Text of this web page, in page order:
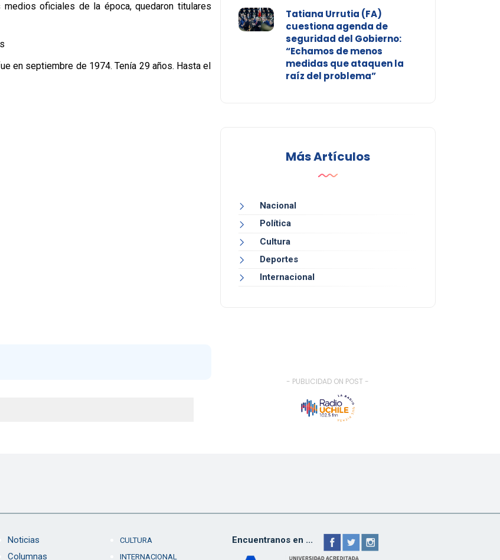
oficiales de la época, quedaron titulares
en septiembre de 1974. Tenía 29 años. Hasta el
Tatiana Urrutia (FA)
cuestiona agenda de
seguridad del Gobierno:
“Echamos de menos
medidas que ataquen la
raíz del problema”
Más Artículos
Nacional
Política
Cultura
Deportes
Internacional
- PUBLICIDAD ON POST -
Noticias
Columnas
CULTURA
INTERNACIONAL
Encuentranos en ...